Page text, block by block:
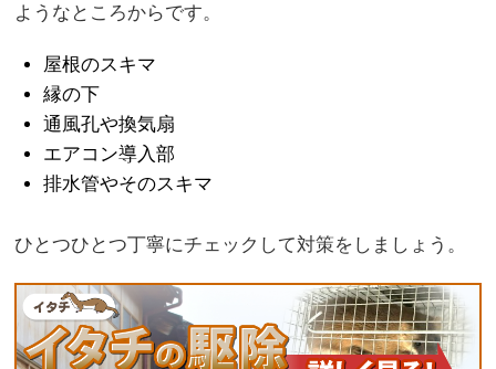
ようなところからです。
屋根のスキマ
縁の下
通風孔や換気扇
エアコン導入部
排水管やそのスキマ
ひとつひとつ丁寧にチェックして対策をしましょう。